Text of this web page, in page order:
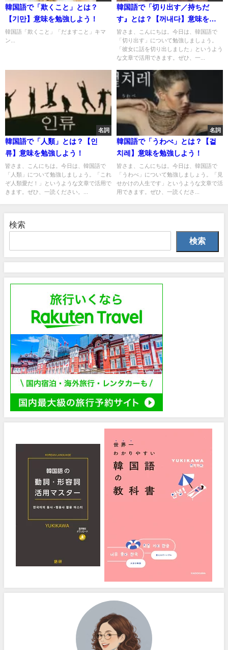
韓国語で「欺くこと」とは？
【기만】意味を勉強しよう！
韓国語「欺くこと」「だますこと」キマ
ン...
韓国語で「切り出す／持ちだ
す』とは？【꺼내다】意味を勉
強しよう！
皆さま、こんにちは。今日は、韓国語で
「切り出す」について勉強しましょう。
「彼女に話を切り出しました」というよう
な文章で活用できます。ぜひ、一...
名詞
韓国語で「人類」とは？【인
류】意味を勉強しよう！
皆さま、こんにちは。今日は、韓国語で
「人類」について勉強しましょう。「これ
ぞ人類愛だ！」というような文章で活用で
きます。ぜひ、一読ください。...
名詞
韓国語で「うわべ」とは？【겉
치레】意味を勉強しよう！
皆さま、こんにちは。今日は、韓国語で
「うわべ」について勉強しましょう。「見
せかけの人生です」というような文章で活
用できます。ぜひ、一読くださ...
検索
検索